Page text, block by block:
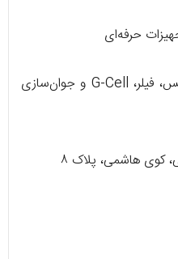
حرفه‌ای
آموزش دوره‌های تخصصی بوتاکس، فیلر، G-Cell و جوان‌سازی
کوی هاشمی، پلاک ۸